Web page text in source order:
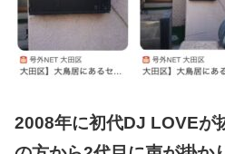
2008年に初代DJ LOVEが